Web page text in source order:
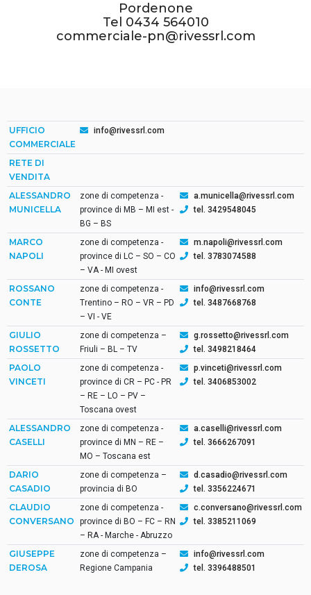
Pordenone
Tel 0434 564010
commerciale-pn@rivessrl.com
UFFICIO
COMMERCIALE
info@rivessrl.com
RETE DI
VENDITA
ALESSANDRO
MUNICELLA
zone di competenza -
province di MB – MI est -
BG – BS
a.municella@rivessrl.com
tel. 3429548045
MARCO
NAPOLI
zone di competenza -
province di LC – SO – CO
– VA - MI ovest
m.napoli@rivessrl.com
tel. 3783074588
ROSSANO
CONTE
zone di competenza -
Trentino – RO – VR – PD
– VI - VE
info@rivessrl.com
tel. 3487668768
GIULIO
ROSSETTO
zone di competenza –
Friuli – BL – TV
g.rossetto@rivessrl.com
tel. 3498218464
PAOLO
VINCETI
zone di competenza -
province di CR – PC - PR
– RE – LO – PV –
Toscana ovest
p.vinceti@rivessrl.com
tel. 3406853002
ALESSANDRO
CASELLI
zone di competenza -
province di MN – RE –
MO – Toscana est
a.caselli@rivessrl.com
tel. 3666267091
DARIO
CASADIO
zone di competenza –
provincia di BO
d.casadio@rivessrl.com
tel. 3356224671
CLAUDIO
CONVERSANO
zone di competenza -
province di BO – FC – RN
– RA - Marche - Abruzzo
c.conversano@rivessrl.com
tel. 3385211069
GIUSEPPE
DEROSA
zone di competenza –
Regione Campania
info@rivessrl.com
tel. 3396488501